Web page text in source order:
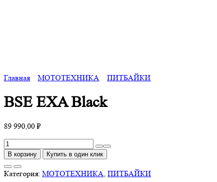
Главная МОТОТЕХНИКА ПИТБАЙКИ
BSE EXA Black
89 990,00 ₽
Количество
товара
EXA
В корзину Купить в один клик
Категория: МОТОТЕХНИКА, ПИТБАЙКИ